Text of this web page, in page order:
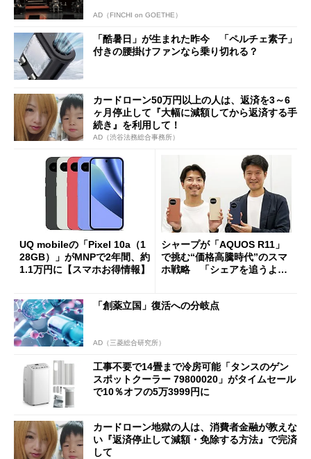
AD（FINCHI on GOETHE）
「酷暑日」が生まれた昨今 「ペルチェ素子」
付きの腰掛けファンなら乗り切れる？
カードローン50万円以上の人は、返済を3～6
ヶ月停止して『大幅に減額してから返済する手
続き』を利用して！
AD（渋谷法務総合事務所）
UQ mobileの「Pixel 10a（1
28GB）」がMNPで2年間、約
1.1万円に【スマホお得情報】
シャープが「AQUOS R11」
で挑む“価格高騰時代”のスマ
ホ戦略 「シェアを追うより
「創薬立国」復活への分岐点
AD（三菱総合研究所）
工事不要で14畳まで冷房可能「タンスのゲン
スポットクーラー 79800020」がタイムセール
で10％オフの5万3999円に
カードローン地獄の人は、消費者金融が教えな
い『返済停止して減額・免除する方法』で完済
して